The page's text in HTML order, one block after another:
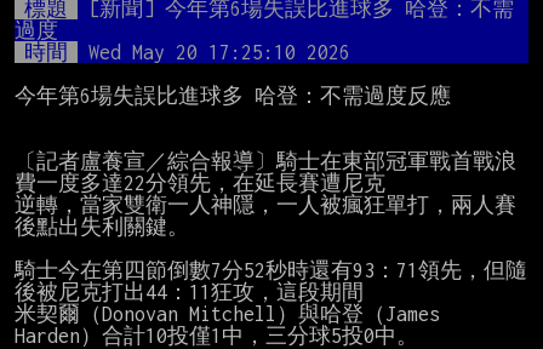
標題
[新聞] 今年第6場失誤比進球多 哈登：不需
過度
時間
Wed May 20 17:25:10 2026
今年第6場失誤比進球多 哈登：不需過度反應
〔記者盧養宣／綜合報導〕騎士在東部冠軍戰首戰浪
費一度多達22分領先，在延長賽遭尼克
逆轉，當家雙衛一人神隱，一人被瘋狂單打，兩人賽
後點出失利關鍵。
騎士今在第四節倒數7分52秒時還有93：71領先，但隨
後被尼克打出44：11狂攻，這段期間
米契爾（Donovan Mitchell）與哈登（James
Harden）合計10投僅1中，三分球5投0中。